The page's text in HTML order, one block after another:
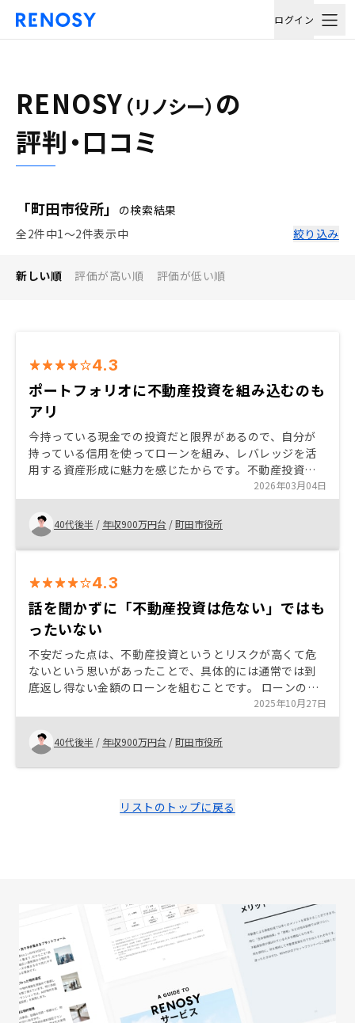
ログイン
RENOSY （リノシー） の
評判・口コミ
「町田市役所」
の検索結果
全2件中1〜2件表示中
絞り込み
新しい順 評価が高い順 評価が低い順
4.3
ポートフォリオに不動産投資を組み込むのも
アリ
今持っている現金での投資だと限界があるので、自分が
持っている信用を使ってローンを組み、レバレッジを活
用する資産形成に魅力を感じたからです。不動産投資
は、現金や投資信託等の資産形成のリスク分散につなが
るとも考えました。 色々な還元キャンペーンや広告展開
を行っていますが、その原資はどこから来ているんだろ
う、物件価格や管理プランに上乗せされて回収されてい
るのでは、というような疑念を感じるところもあるの
2026年03月04日
40代後半 / 年収900万円台 /町田市役所
4.3
話を聞かずに「不動産投資は危ない」ではも
ったいない
不安だった点は、不動産投資というとリスクが高くて危
ないという思いがあったことで、具体的には通常では到
底返し得ない金額のローンを組むことです。 ローンの金
額だけ見ると高額ですが、ローンを家賃収入から返して
いくという仕組みに、そんな手もあるのか、なるほどと
思いました。 マンションは現物資産で物価変動にも対応
しているので、株よりも安定的な運用ではないかと感じ
購入を決めました。 リスクも許容範囲だったので、子ど
て、しっかり運用出来ればと考えました。
2025年10月27日
40代後半 / 年収900万円台 /町田市役所
リストのトップに戻る